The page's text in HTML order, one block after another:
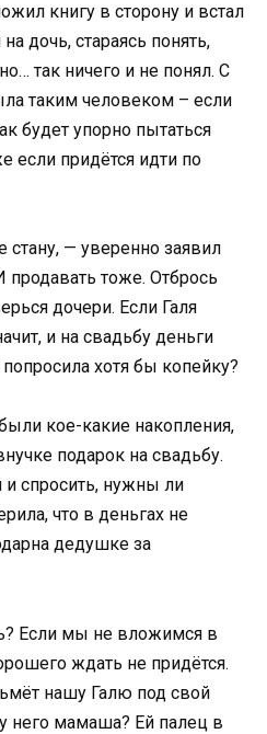
книгу в сторону и встал
дочь, стараясь понять,
так ничего и не понял. С
таким человеком – если
будет упорно пытаться
если придётся идти по
стану, — уверенно заявил
продавать тоже. Отбрось
дочери. Если Галя
и на свадьбу деньги
хотя бы копейку?
кое-какие накопления,
подарок на свадьбу.
и спросить, нужны ли
что в деньгах не
дедушке за
Если мы не вложимся в
ждать не придётся.
нашу Галю под свой
него мамаша? Ей палец в